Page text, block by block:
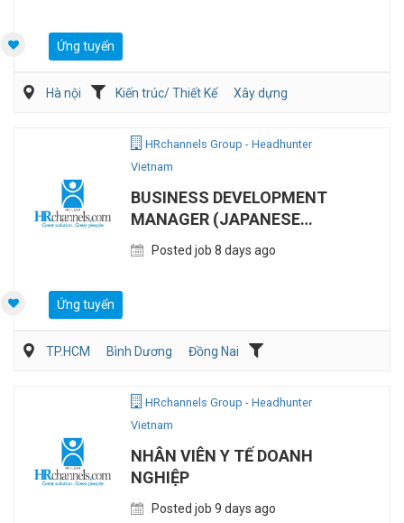
Ứng tuyển
Hà nội Kiến trúc/ Thiết Kế Xây dựng
HRchannels Group - Headhunter
Vietnam
BUSINESS DEVELOPMENT
MANAGER (JAPANESE
NATIONAL)
Posted job 8 days ago
Ứng tuyển
TP.HCM Bình Dương
Đồng Nai
HRchannels Group - Headhunter
Vietnam
NHÂN VIÊN Y TẾ DOANH
NGHIỆP
Posted job 9 days ago